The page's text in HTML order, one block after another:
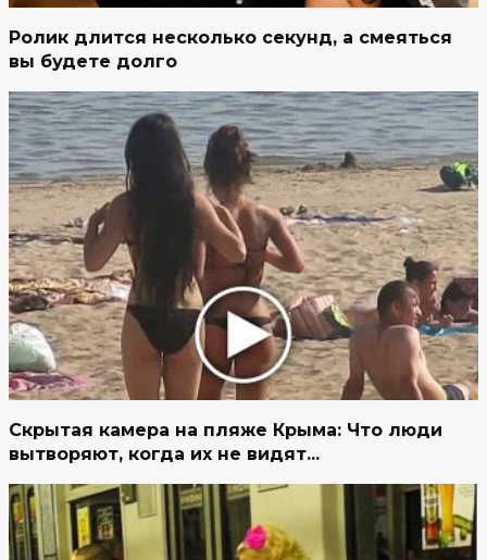
Ролик длится несколько секунд, а смеяться
вы будете долго
Скрытая камера на пляже Крыма: Что люди
вытворяют, когда их не видят...